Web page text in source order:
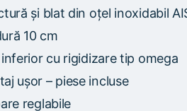
și blat din oțel inoxidabil
10 cm
cu rigidizare tip omega
ușor – piese incluse
reglabile